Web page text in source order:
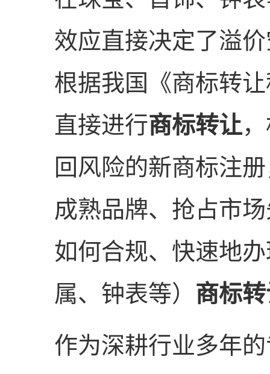
效应直接决定了溢
根据我国《商标转
直接进行商标转让
回风险的新商标注
成熟品牌、抢占市
如何合规、快速地
属、钟表等） 商标
作为深耕行业多年